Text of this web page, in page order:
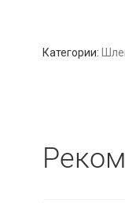
Категории: